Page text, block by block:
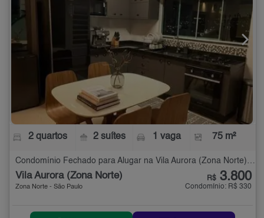
2 quartos 2 suítes 1 vaga 75 m²
Vila Aurora (Zona Norte)
Zona Norte - São Paulo
R$ 3.800
Condomínio: R$ 330